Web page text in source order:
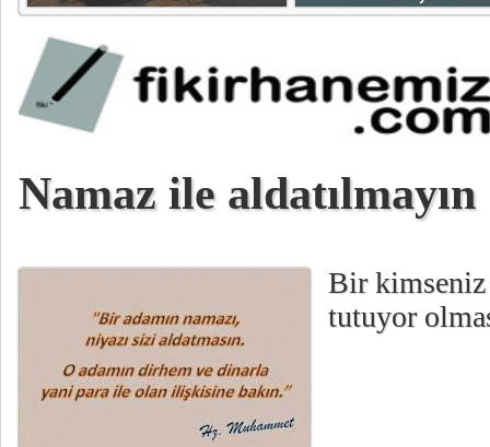
Namaz ile aldatılmayın
Bir kimseniz
tutuyor